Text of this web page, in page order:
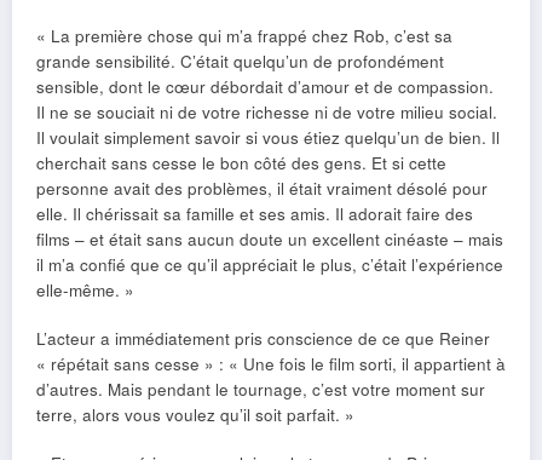
« La première chose qui m’a frappé chez Rob, c’est sa
grande sensibilité. C’était quelqu’un de profondément
sensible, dont le cœur débordait d’amour et de compassion.
Il ne se souciait ni de votre richesse ni de votre milieu social.
Il voulait simplement savoir si vous étiez quelqu’un de bien. Il
cherchait sans cesse le bon côté des gens. Et si cette
personne avait des problèmes, il était vraiment désolé pour
elle. Il chérissait sa famille et ses amis. Il adorait faire des
films – et était sans aucun doute un excellent cinéaste – mais
il m’a confié que ce qu’il appréciait le plus, c’était l’expérience
elle-même. »
L’acteur a immédiatement pris conscience de ce que Reiner
« répétait sans cesse » : « Une fois le film sorti, il appartient à
d’autres. Mais pendant le tournage, c’est votre moment sur
terre, alors vous voulez qu’il soit parfait. »